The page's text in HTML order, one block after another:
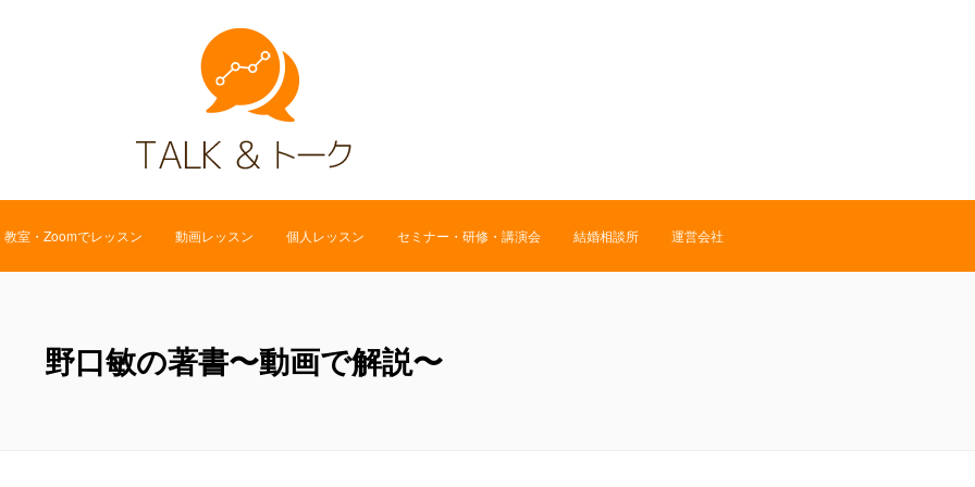
教室・Zoomでレッスン 動画レッスン 個人レッスン セミナー・研修・講演会 結婚相談所 運営会社
野口敏の著書〜動画で解説〜